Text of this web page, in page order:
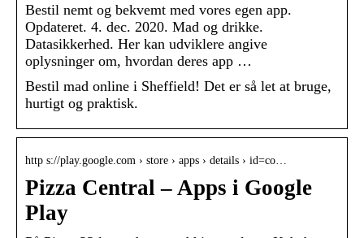
Bestil nemt og bekvemt med vores egen app.
Opdateret. 4. dec. 2020. Mad og drikke.
Datasikkerhed. Her kan udviklere angive
oplysninger om, hvordan deres app …
Bestil mad online i Sheffield! Det er så let at bruge,
hurtigt og praktisk.
http s://play.google.com › store › apps › details › id=co…
Pizza Central – Apps i Google
Play